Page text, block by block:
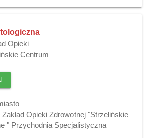
Opieki
Centrum
Opieki Zdrowotnej "Strzelińskie
" Przychodnia Specjalistyczna